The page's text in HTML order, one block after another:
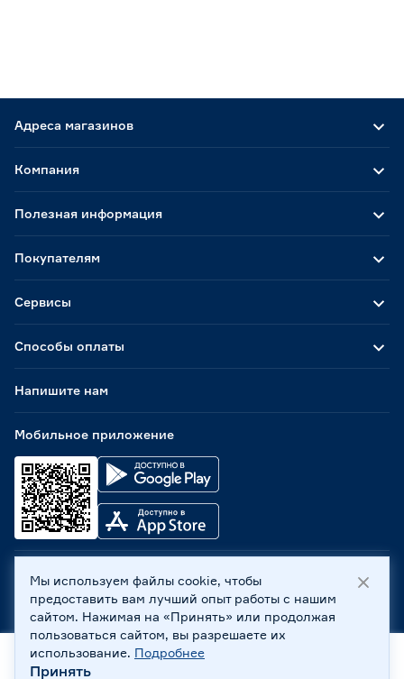
Адреса магазинов
Способы оплаты
Мобильное приложение
Компания
Полезная информация
Покупателям
Сервисы
Напишите нам
ООО «Бауцентр Рус» 2004 -2026, 236029, г. Калининград,
ул. А.Невского, 205. ИНН 7702596813, КПП 390601001 ©
Все права защищены
Политика обработки персональных данных
Правовая информация
Мы используем файлы cookie, чтобы
предоставить вам лучший опыт работы с нашим
сайтом. Нажимая на «Принять» или продолжая
пользоваться сайтом, вы разрешаете их
использование. Подробнее
Принять